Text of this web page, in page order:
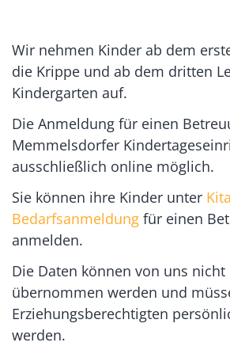
Wir nehmen Kinder ab dem
die Krippe und ab dem dritten
Kindergarten auf.
Die Anmeldung für einen
Memmelsdorfer
ausschließlich online möglich.
Sie können ihre Kinder unter
Bedarfsanmeldung für einen
anmelden.
Die Daten können von uns nicht
übernommen werden und
Erziehungsberechtigten
werden.